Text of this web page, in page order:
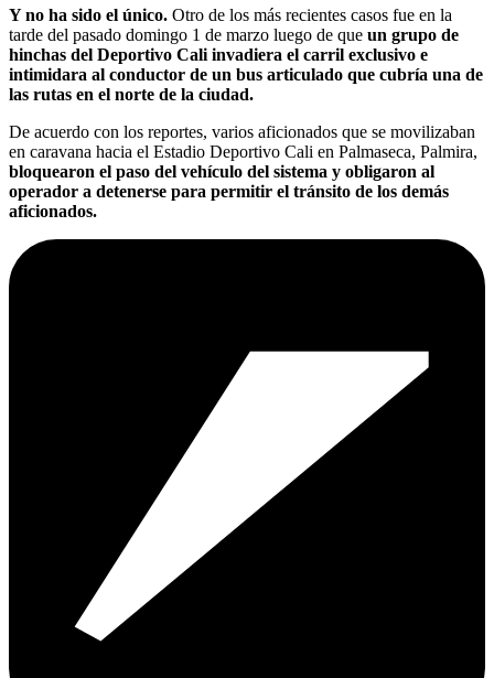
Y no ha sido el único. Otro de los más recientes casos fue en la
tarde del pasado domingo 1 de marzo luego de que un grupo de
hinchas del Deportivo Cali invadiera el carril exclusivo e
intimidara al conductor de un bus articulado que cubría una de
las rutas en el norte de la ciudad.
De acuerdo con los reportes, varios aficionados que se movilizaban
en caravana hacia el Estadio Deportivo Cali en Palmaseca, Palmira,
bloquearon el paso del vehículo del sistema y obligaron al
operador a detenerse para permitir el tránsito de los demás
aficionados.